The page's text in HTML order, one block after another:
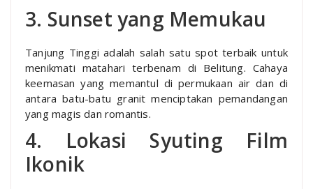
3. Sunset yang Memukau
Tanjung Tinggi adalah salah satu spot terbaik untuk
menikmati matahari terbenam di Belitung. Cahaya
keemasan yang memantul di permukaan air dan di
antara batu-batu granit menciptakan pemandangan
yang magis dan romantis.
4. Lokasi Syuting Film
Ikonik